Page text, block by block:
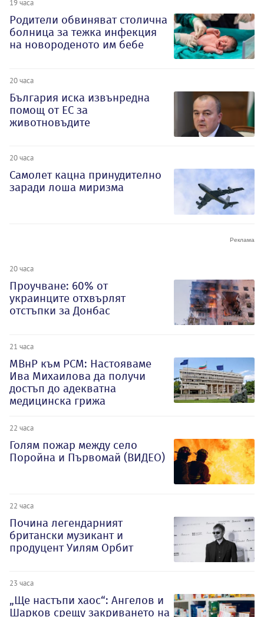
19 часа
Родители обвиняват столична
болница за тежка инфекция
на новороденото им бебе
20 часа
България иска извънредна
помощ от ЕС за
животновъдите
20 часа
Самолет кацна принудително
заради лоша миризма
20 часа
Проучване: 60% от
украинците отхвърлят
отстъпки за Донбас
21 часа
МВнР към РСМ: Настояваме
Ива Михаилова да получи
достъп до адекватна
медицинска грижа
22 часа
Голям пожар между село
Поройна и Първомай (ВИДЕО)
22 часа
Почина легендарният
британски музикант и
продуцент Уилям Орбит
23 часа
„Ще настъпи хаос“: Ангелов и
Шарков срещу закриването на